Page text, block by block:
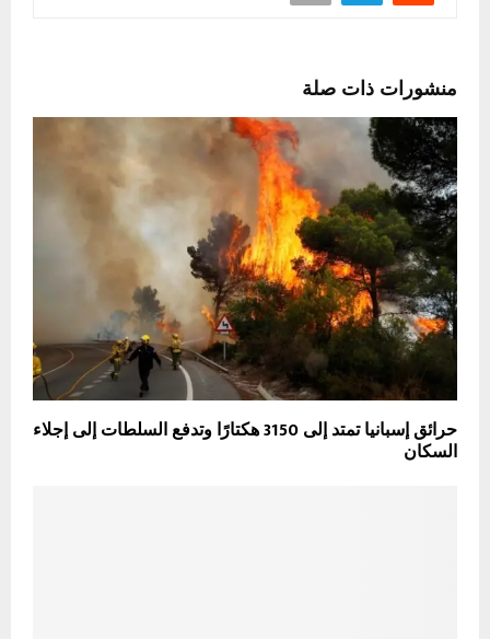
منشورات ذات صلة
حرائق إسبانيا تمتد إلى 3150 هكتارًا وتدفع السلطات إلى إجلاء
السكان